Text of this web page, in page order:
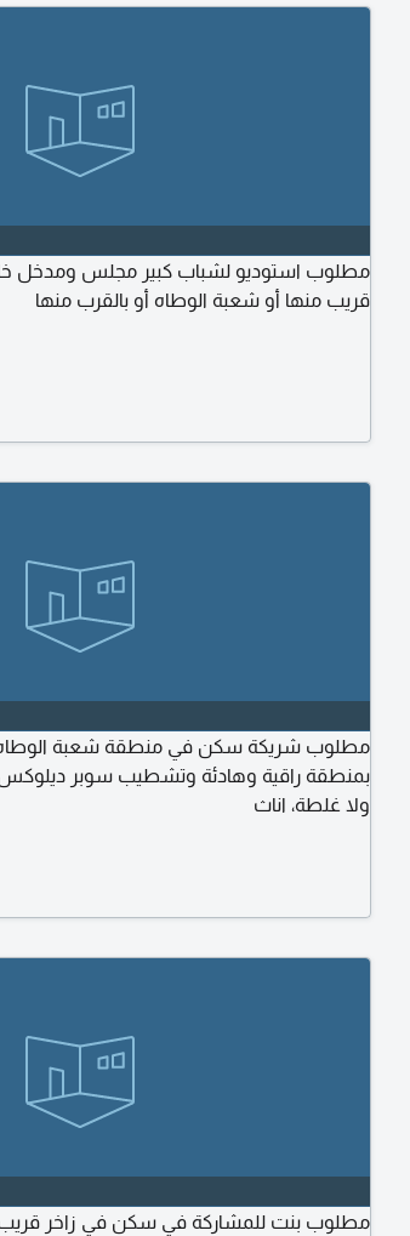
مطلوب استوديو لشباب كبير مجلس ومدخل
قريب منها أو شعبة الوطاه أو بالقرب منها
مطلوب شريكة سكن في منطقة شعبة
بمنطقة راقية وهادئة وتشطيب سوبر
ولا غلطة، اناث
مطلوب بنت للمشاركة في سكن في زاخر